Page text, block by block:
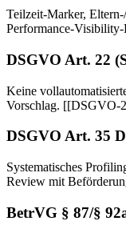
Teilzeit-Marker,
Performance-Visibility-
DSGVO Art. 22
Keine
Vorschlag. [[DSGVO-
DSGVO Art. 35
Systematisches
Review mit
BetrVG § 87/§